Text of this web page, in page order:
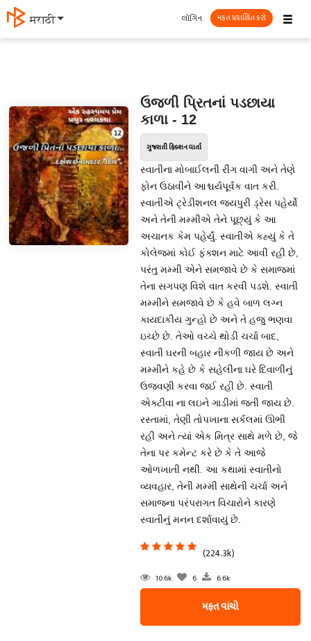
मराठी ☰
લૉગિન મફત પ્રકાશિત કરો
ઉજળી પ્રિતનાં પડછાયા
કાળા - 12
ગુજરાતી ફિક્શન વાર્તા
સ્વાતીના મોબાઈલની રીંગ વાગી અને તેણે
ફોન ઉઠાવીને આશ્ચર્યપૂર્વક વાત કરી.
સ્વાતીએ ટ્રેડીશનલ જયપુરી ડ્રેસ પહેર્યો
અને તેની મમ્મીએ તેને પૂછ્યું કે આ
અચાનક કેમ પહેર્યું. સ્વાતીએ કહ્યું કે તે
કોલેજમાં કોઈ ફંક્શન માટે આવી રહી છે,
પરંતુ મમ્મી એને સમજાવે છે કે સમાજમાં
તેના સગપણ વિશે વાત કરવી પડશે. સ્વાતી
મમ્મીને સમજાવે છે કે હવે બાળ લગ્ન
કાયદાકીય ગુન્હો છે અને તે હજુ ભણવા
ઇચ્છે છે. તેઓ વચ્ચે થોડી ચર્ચા બાદ,
સ્વાતી ઘરની બહાર નીકળી જાય છે અને
મમ્મીને કહે છે કે સહેલીના ઘરે દિવાળીનું
ઉજવણી કરવા જઈ રહી છે. સ્વાતી
એક્ટીવા ના લઇને ગાડીમાં જતી જાય છે.
રસ્તામાં, તેણી તોપખાના સર્કલમાં ઊભી
રહી અને ત્યાં એક મિત્ર સાથે મળે છે, જે
તેના પર કમેન્ટ કરે છે કે તે આજે
ઓળખાતી નથી. આ કથામાં સ્વાતીનો
વ્યવહાર, તેની મમ્મી સાથેની ચર્ચા અને
સમાજના પરંપરાગત વિચારોને કારણે
સ્વાતીનું મનન દર્શાવાયું છે.
(224.3k)
10.6k 6 6.6k
મફત વાંચો